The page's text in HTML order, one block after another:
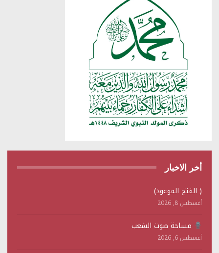
أخر الاخبار
( الفتح الموعود)
أغسطس 8, 2026
مساحة صوت الشعب
أغسطس 6, 2026